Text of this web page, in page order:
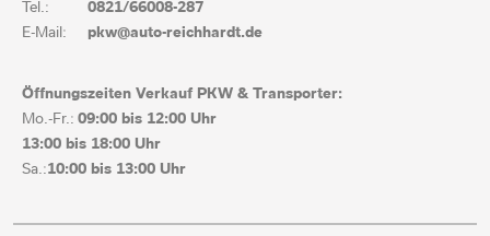
Tel.:
0821/66008-287
E-Mail:
pkw@auto-reichhardt.de
Öffnungszeiten Verkauf PKW & Transporter:
Mo.-Fr.:09:00 bis 12:00 Uhr
13:00 bis 18:00 Uhr
Sa.:10:00 bis 13:00 Uhr